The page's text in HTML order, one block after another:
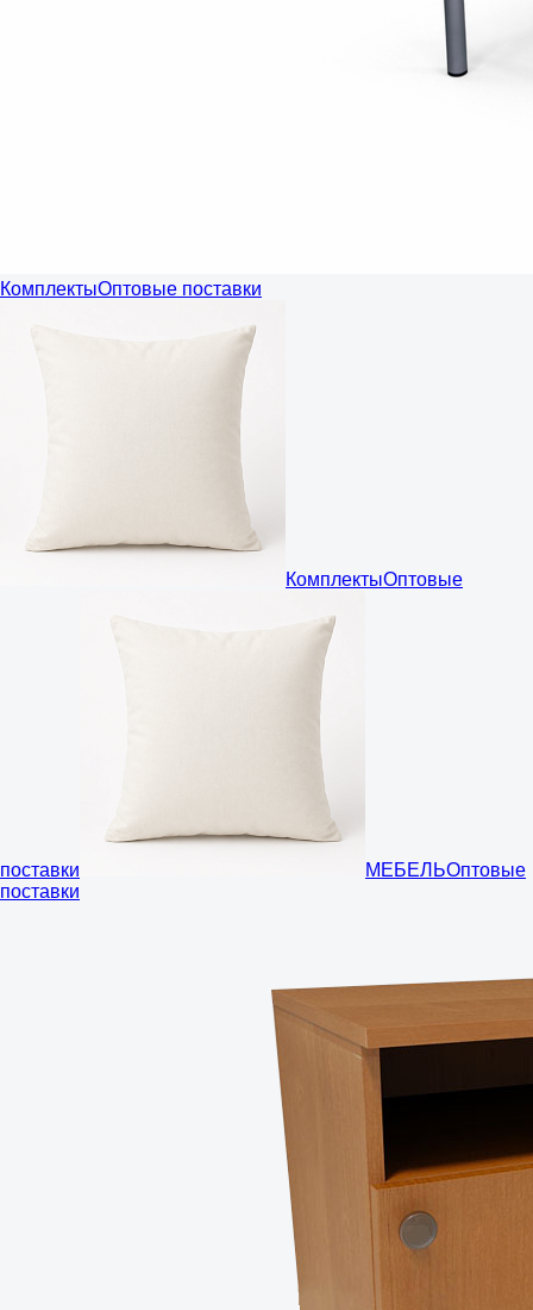
КомплектыОптовые поставки
КомплектыОптовые
поставки МЕБЕЛЬОптовые
поставки